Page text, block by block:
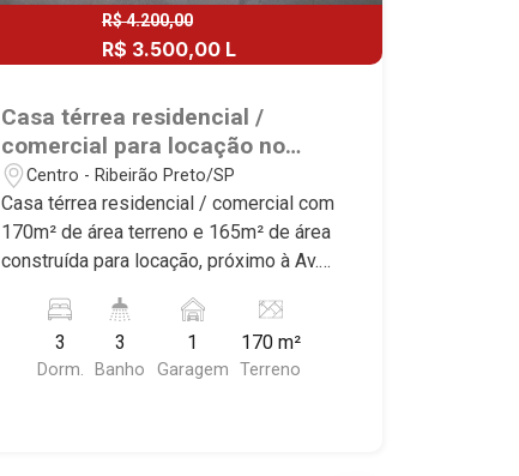
R$ 4.200,00
R$ 3.500,00 L
Casa térrea residencial /
comercial para locação no
Bairro Centro, próximo à Av. Dr.
Francisco Junqueira - Ribeirão
Preto/SP.
Centro - Ribeirão Preto/SP
Casa térrea residencial / comercial com
170m² de área terreno e 165m² de área
construída para locação, próximo à Av.
Ribeirão Preto/SP. Conheça as
características deste imóvel que a
Martinelli Imobiliária selecionou para
3
Dorm.
3
Banho
1
Garagem
170 m²
Terreno